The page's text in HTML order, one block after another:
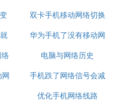
么久很有可能是电脑系统
访问权限怎么解决
以上网，你的电脑连接此wif
可以上网，但只是你的电脑
双卡手机移动网络切换
吗
华为手机了没有移动网
络信号怎么回事
电脑与网络历史
手机跌了网络信号会减
弱吗
优化手机网络线路